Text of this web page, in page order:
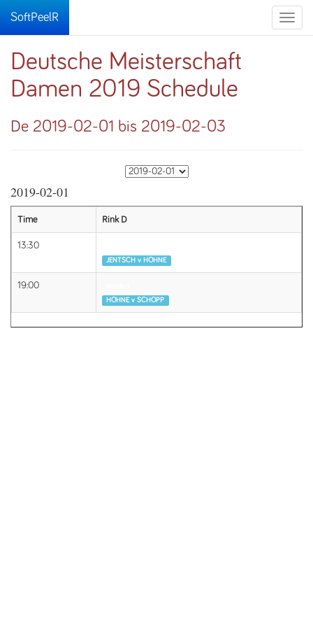
Toggle
SoftPeelR
Deutsche Meisterschaft
Damen 2019 Schedule
De 2019-02-01 bis 2019-02-03
2019-02-01
Time Rink D
13:30
JENTSCH v HÖHNE
19:00
HÖHNE v SCHÖPP